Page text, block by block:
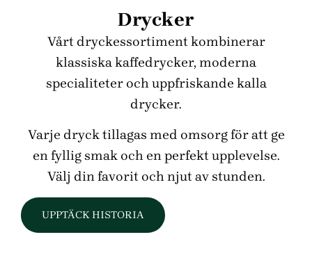
Drycker
Vårt dryckessortiment kombinerar
klassiska kaffedrycker, moderna
specialiteter och uppfriskande kalla
drycker.
Varje dryck tillagas med omsorg för att ge
en fyllig smak och en perfekt upplevelse.
Välj din favorit och njut av stunden.
UPPTÄCK HISTORIA